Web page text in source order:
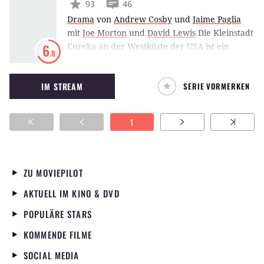
6.8
93
46
Drama von Andrew Cosby und Jaime Paglia
mit Joe Morton und David Lewis Die Kleinstadt
Eureka an der Westküste der USA ist ein
Regierung. Brilliante Wissenschaftler leben in
einer High-tech Welt und forschen hier an für
die Regierung interessanten Entwicklungen.
Durch einen unfreiwilligen Aufenthalt wird
Marshall Jack Carter zum neuen Sheriff der
IM STREAM SERIE VORMERKEN
1
ZU MOVIEPILOT
AKTUELL IM KINO & DVD
POPULÄRE STARS
KOMMENDE FILME
SOCIAL MEDIA